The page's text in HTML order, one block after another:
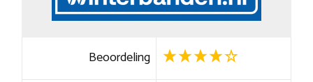
Beoordeling